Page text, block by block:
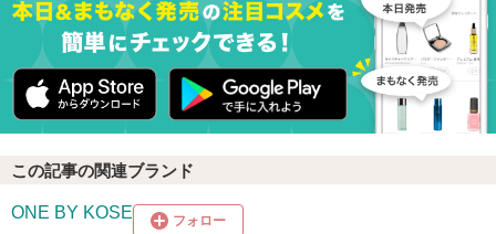
この記事の関連ブランド
ONE BY KOSE フォロー